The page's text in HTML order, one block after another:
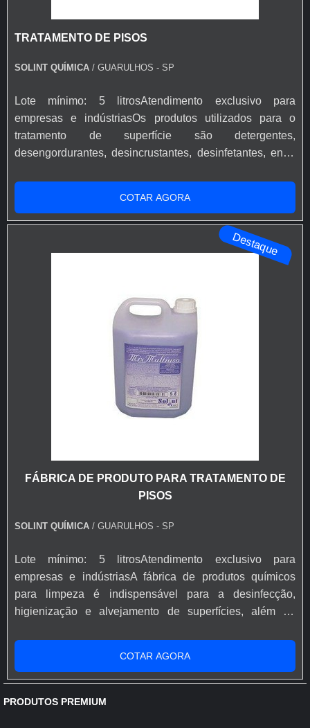
TRATAMENTO DE PISOS
SOLINT QUÍMICA / GUARULHOS - SP
Lote mínimo: 5 litrosAtendimento exclusivo para
empresas e indústriasOs produtos utilizados para o
tratamento de superfície são detergentes,
desengordurantes, desincrustantes, desinfetantes, entre
limpeza. Isso ocorre por conta da composição, que é
formulada por componentes que possuem elevada
concentração de ativos, além de uma tecnologia de
ponta.Cabe salientar que no momento de a...
COTAR AGORA
Destaque
FÁBRICA DE PRODUTO PARA TRATAMENTO DE
PISOS
SOLINT QUÍMICA / GUARULHOS - SP
Lote mínimo: 5 litrosAtendimento exclusivo para
empresas e indústriasA fábrica de produtos químicos
para limpeza é indispensável para a desinfecção,
higienização e alvejamento de superfícies, além de
momento de escolha dessas soluções, é importante
compreender qual a necessidade do ambiente,
especialmente para que a correta seleção seja
feita.Cabe salientar que os produtos são re...
COTAR AGORA
PRODUTOS PREMIUM